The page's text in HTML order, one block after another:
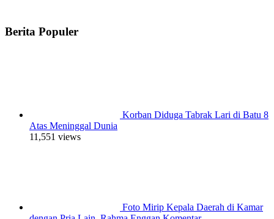
Berita Populer
Korban Diduga Tabrak Lari di Batu 8
Atas Meninggal Dunia
11,551 views
Foto Mirip Kepala Daerah di Kamar